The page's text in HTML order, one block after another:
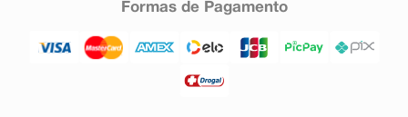
Formas de Pagamento